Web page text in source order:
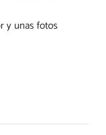
y unas fotos